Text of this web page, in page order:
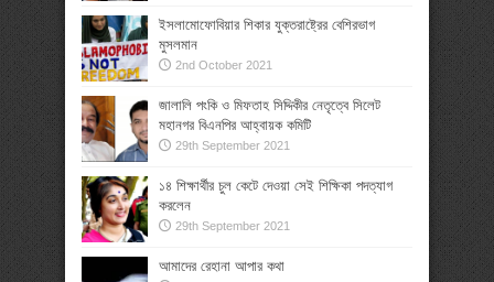
ইসলামোফোবিয়ার শিকার যুক্তরাষ্ট্রের বেশিরভাগ
মুসলমান
2nd October 2021
জালালি পংকি ও মিফতাহ সিদ্দিকীর নেতৃত্বে সিলেট
মহানগর বিএনপির আহ্বায়ক কমিটি
29th September 2021
১৪ শিক্ষার্থীর চুল কেটে দেওয়া সেই শিক্ষিকা পদত্যাগ
করলেন
29th September 2021
আমাদের রেহানা আপার কথা